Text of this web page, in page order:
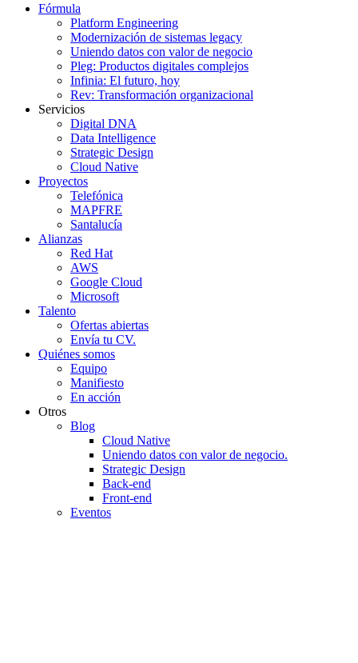
Fórmula
Platform Engineering
Modernización de sistemas legacy
Uniendo datos con valor de negocio
Pleg: Productos digitales complejos
Infinia: El futuro, hoy
Rev: Transformación organizacional
Servicios
Digital DNA
Data Intelligence
Strategic Design
Cloud Native
Proyectos
Telefónica
MAPFRE
Santalucía
Alianzas
Red Hat
AWS
Google Cloud
Microsoft
Talento
Ofertas abiertas
Envía tu CV.
Quiénes somos
Equipo
Manifiesto
En acción
Otros
Blog
Cloud Native
Uniendo datos con valor de negocio.
Strategic Design
Back-end
Front-end
Eventos